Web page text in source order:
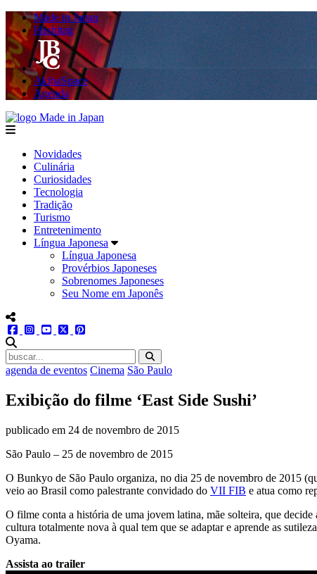
Made in Japan
Hashitag
AkibaSpace
Agenda
menu
Novidades
Culinária
Curiosidades
Tecnologia
Tradição
Turismo
Entretenimento
Língua Japonesa
Língua Japonesa
Provérbios Japoneses
Sobrenomes Japoneses
Seu Nome em Japonês
menu redes social
facebookinstagram
youtube
twitter
agenda de eventos Cinema São Paulo
Exibição do filme ‘East Side Sushi’
publicado em 24 de novembro de 2015
São Paulo – 25 de novembro de 2015
O Bunkyo de São Paulo organiza, no dia 25 de novembro de 2015
veio ao Brasil como palestrante convidado do VII FIB e atua como
O filme conta a história de uma jovem latina, mãe solteira, que
cultura totalmente nova à qual tem que se adaptar e aprende as
Oyama.
Assista ao trailer